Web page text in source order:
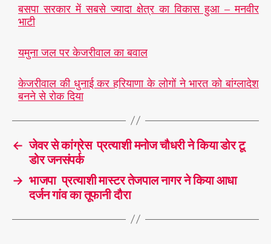
बसपा सरकार में सबसे ज्यादा क्षेत्र का विकास हुआ – मनवीर
भाटी
यमुना जल पर केजरीवाल का बवाल
केजरीवाल की धुनाई कर हरियाणा के लोगों ने भारत को बांग्लादेश
बनने से रोक दिया
← जेवर से कांग्रेस प्रत्याशी मनोज चौधरी ने किया डोर टू
डोर जनसंपर्क
→ भाजपा प्रत्याशी मास्टर तेजपाल नागर ने किया आधा
दर्जन गांव का तूफानी दौरा